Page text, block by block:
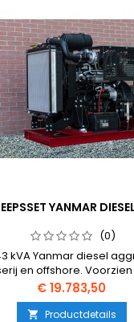
YANMAR
(0)
kVA Yanmar diesel
en offshore.
verstuiver
lekdetectie.
Prijs
€ 19.783,50
 Productdetails